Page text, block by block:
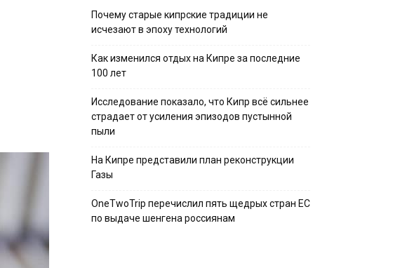
Почему старые кипрские традиции не
исчезают в эпоху технологий
Как изменился отдых на Кипре за последние
100 лет
Исследование показало, что Кипр всё сильнее
страдает от усиления эпизодов пустынной
пыли
На Кипре представили план реконструкции
Газы
OneTwoTrip перечислил пять щедрых стран ЕС
по выдаче шенгена россиянам